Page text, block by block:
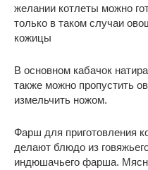
желании котлеты можно
только в таком случаи
кожицы
В основном кабачок
также можно пропустить
измельчить ножом.
Фарш для приготовления
делают блюдо из
индюшачьего фарша.